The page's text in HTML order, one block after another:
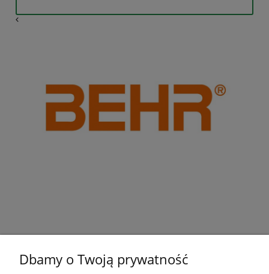
Dbamy o Twoją prywatność